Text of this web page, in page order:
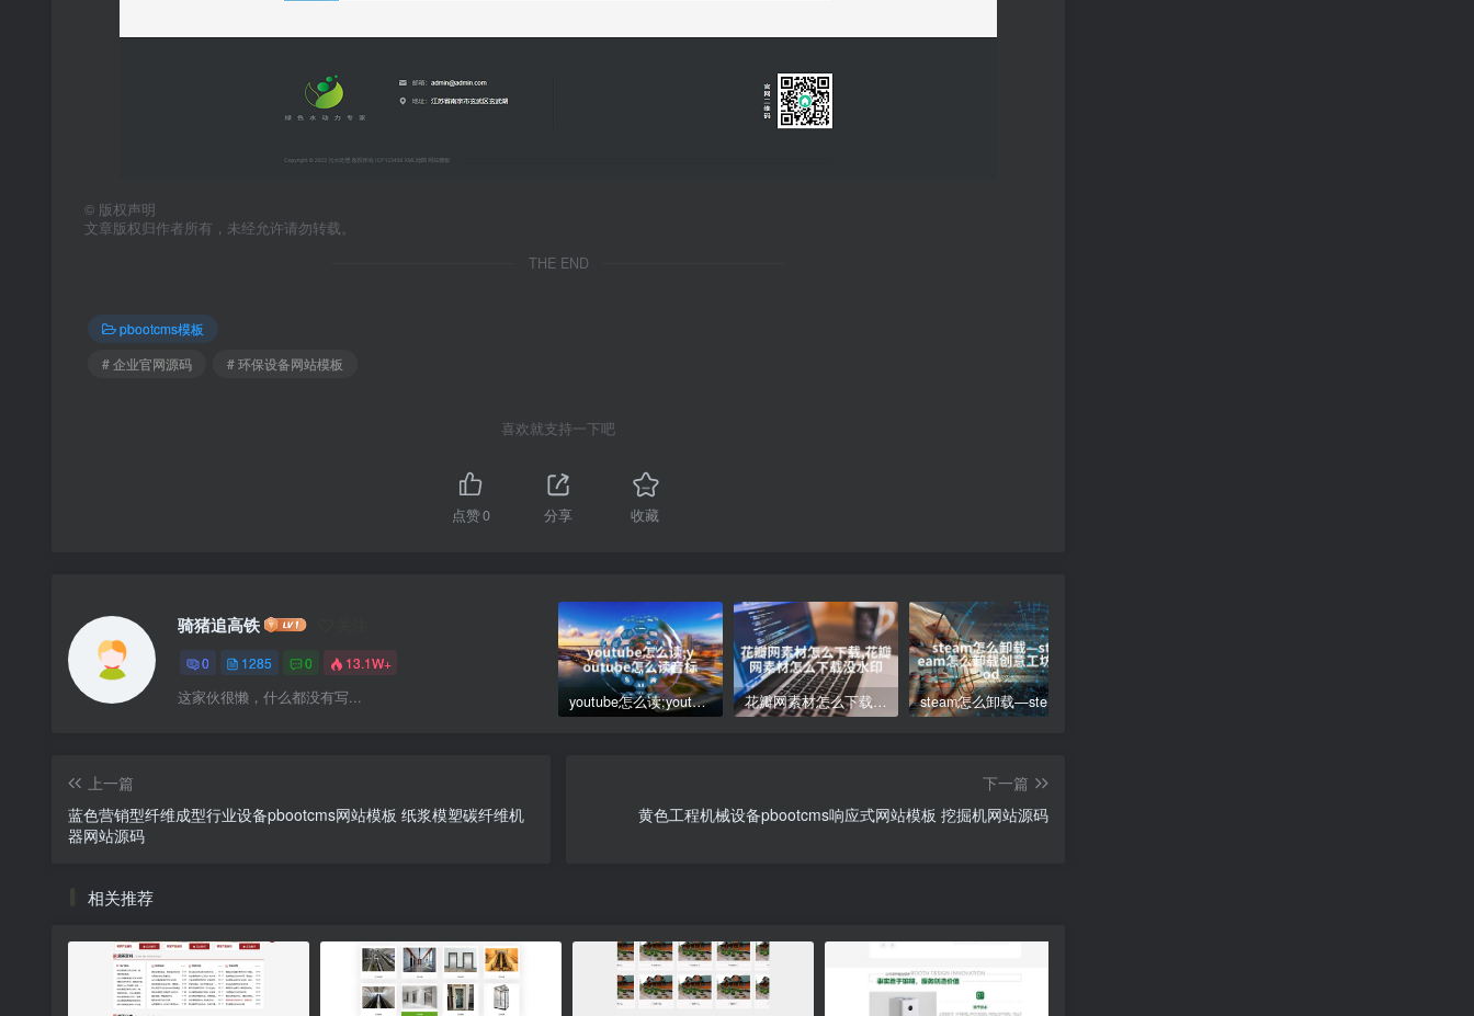
© 版权声明
文章版权归作者所有，未经允许请勿转载。
THE END
pbootcms模板
# 企业官网源码
# 环保设备网站模板
喜欢就支持一下吧
点赞0 分享 收藏
骑猪追高铁
0 1285 0 13.1W+
这家伙很懒，什么都没有写... youtube怎么读;youtube怎么读音标 花瓣网素材怎么下载,花瓣网素材怎么下载没水印 steam怎么卸载—steam怎么卸载创意工坊mod
上一篇
蓝色营销型纤维成型行业设备pbootcms网站模板 纸浆模塑碳纤维机
器网站源码
下一篇
黄色工程机械设备pbootcms响应式网站模板 挖掘机网站源码
相关推荐